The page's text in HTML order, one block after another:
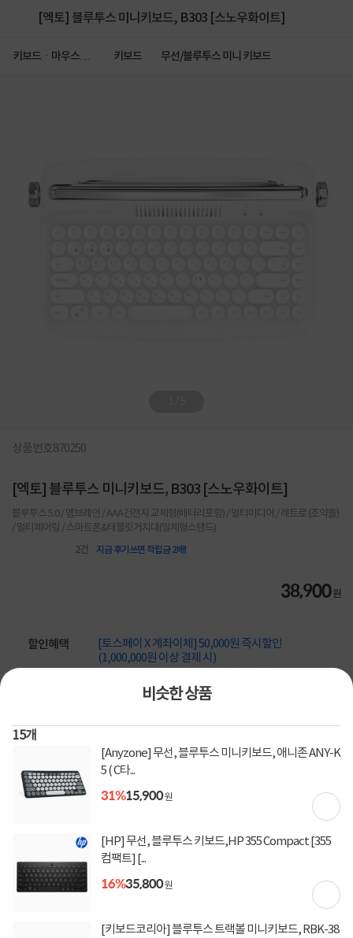
[엑토] 블루투스 미니키보드, B303 [스노우화이트]
키보드ㆍ마우스ㆍ
키보드 무선/블루투스 미니 키보드
비슷한 상품
15개
[Anyzone] 무선, 블루투스 미니키보드, 애니존 ANY-K
5 ( C타...
31%15,900원
[HP] 무선, 블루투스 키보드,HP 355 Compact [355
컴팩트] [...
16%35,800원
[키보드코리아] 블루투스 트랙볼 미니키보드, RBK-38
상품번호870250
[엑토] 블루투스 미니키보드, B303 [스노우화이트]
블루투스 5.0 / 멤브레인 / AAA건전지 교체형(배터리포함) / 멀티미디어 / 레트로 (조약돌)
/ 멀티페어링 / 스마트폰&태블릿거치대(일체형스탠드)
2건 지금 후기쓰면 적립금 2배!
38,900원
할인혜택
[토스페이 X 계좌이체] 50,000원 즉시할인
(1,000,000원 이상 결제 시)
(600,000원 이상 결제 시)
[토스페이 X 농협카드] 5% 즉시할인 (800,000원 이
상 결제 시)
무이자 할부혜택
결제혜택 5만원5%포인트
입고일 미정